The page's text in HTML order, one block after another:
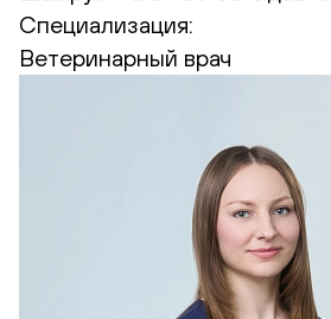
Специализация:
Ветеринарный врач